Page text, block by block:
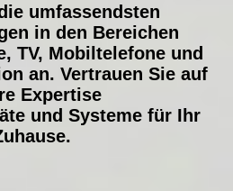
umfassendsten
in den Bereichen
TV, Mobiltelefone und
an. Vertrauen Sie auf
Expertise
und Systeme für Ihr